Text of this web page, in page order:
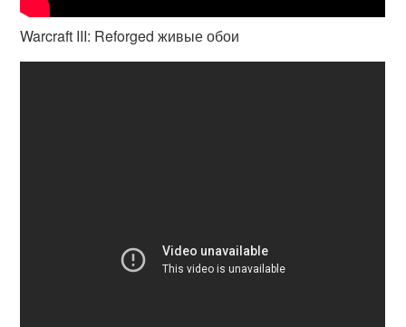
Warcraft III: Reforged живые обои